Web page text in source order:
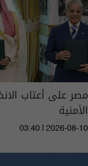
مصر على أعتاب
الأمنية
03:40 | 2026-08-10